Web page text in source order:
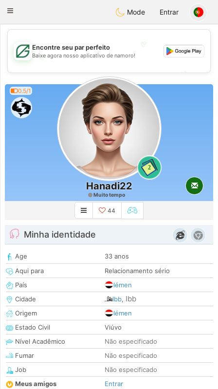
Dating
Toggle
Mode Entrar
💖
💕
💕
Encontre seu par perfeito
Baixe agora nosso aplicativo de namoro!
0.5/1
2
Hanadi22
Muito tempo
44
Minha identidade
Age
33 anos
Aqui para
Relacionamento sério
País
Iémen
Cidade
Ibb, Ibb
Origem
Iémen
Estado Civil
Viúvo
Nível Acadêmico
Não especificado
Fumar
Não especificado
Job
Não especificado
Meus amigos
Entrar